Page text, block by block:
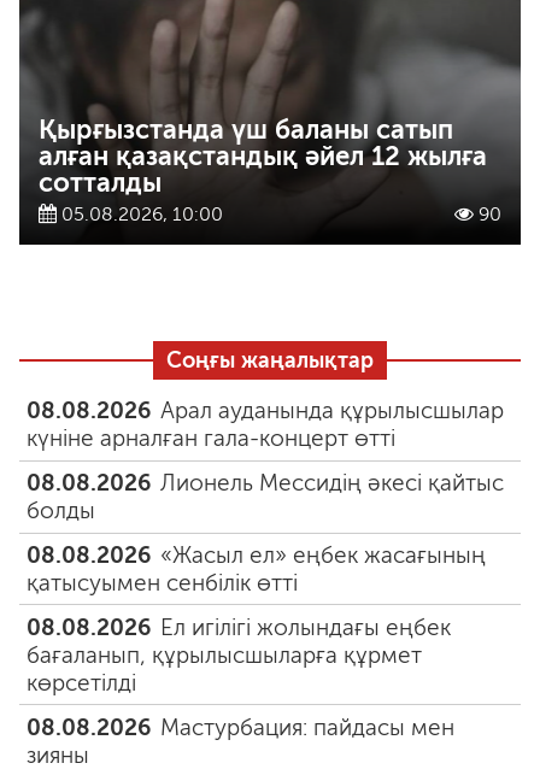
Қырғызстанда үш баланы сатып
алған қазақстандық әйел 12 жылға
сотталды
05.08.2026, 10:00 90
Соңғы жаңалықтар
08.08.2026 Арал ауданында құрылысшылар
күніне арналған гала-концерт өтті
08.08.2026 Лионель Мессидің әкесі қайтыс
болды
08.08.2026 «Жасыл ел» еңбек жасағының
қатысуымен сенбілік өтті
08.08.2026 Ел игілігі жолындағы еңбек
бағаланып, құрылысшыларға құрмет
көрсетілді
08.08.2026 Мастурбация: пайдасы мен
зияны